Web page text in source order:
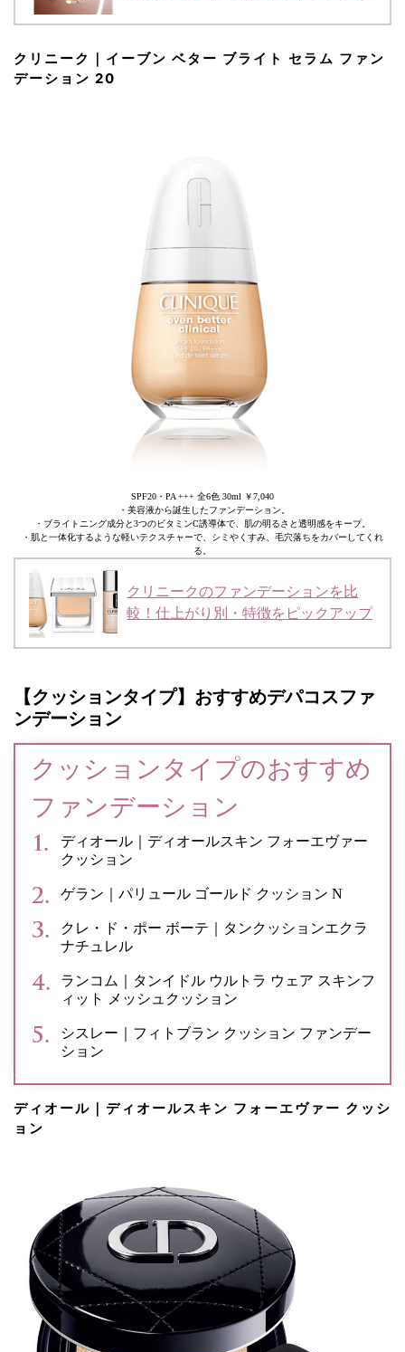
クリニーク｜イーブン ベター ブライト セラム ファン
デーション 20
SPF20・PA +++ 全6色 30ml ￥7,040
・美容液から誕生したファンデーション。
・ブライトニング成分と3つのビタミンC誘導体で、肌の明るさと透明感をキープ。
・肌と一体化するような軽いテクスチャーで、シミやくすみ、毛穴落ちをカバーしてくれ
る。
クリニークのファンデーションを比
較！仕上がり別・特徴をピックアップ
【クッションタイプ】おすすめデパコスファ
ンデーション
クッションタイプのおすすめ
ファンデーション
ディオール｜ディオールスキン フォーエヴァー
クッション
ゲラン｜パリュール ゴールド クッション N
クレ・ド・ポー ボーテ｜タンクッションエクラ
ナチュレル
ランコム｜タンイドル ウルトラ ウェア スキンフ
ィット メッシュクッション
シスレー｜フィトブラン クッション ファンデー
ション
ディオール｜ディオールスキン フォーエヴァー クッシ
ョン